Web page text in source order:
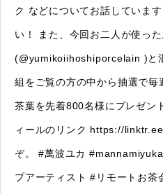
ク などについてお話していま
い！ また、今回お二人が使っ
(@yumikoiihoshiporcelain )と
組をご覧の方の中から抽選で
茶葉を先着800名様にプレゼン
ィールのリンク https://
ぞ。 #萬波ユカ
プアーティスト #リモートお